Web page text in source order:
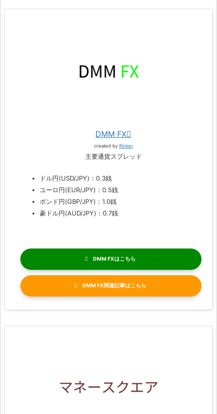
DMM FX
created by Rinker
主要通貨スプレッド
ドル円(USD/JPY)：0.3銭
ユーロ円(EUR/JPY)：0.5銭
ポンド円(GBP/JPY)：1.0銭
豪ドル円(AUD/JPY)：0.7銭
DMM FX
DMM FX関連記事